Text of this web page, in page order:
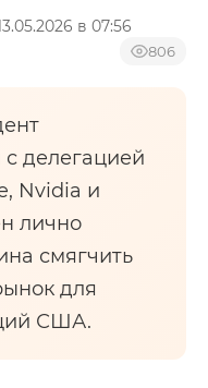
в 07:56
806
делегацией
Nvidia и
лично
смягчить
для
США.